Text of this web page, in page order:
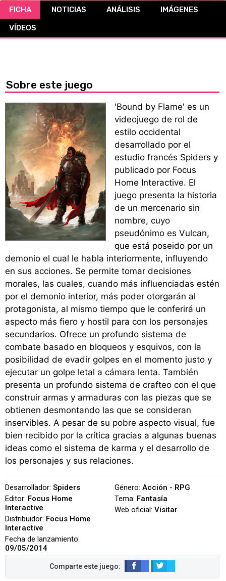
CÓMICS
FICHA NOTICIAS ANÁLISIS
IMÁGENES
VÍDEOS
Sobre este juego
'Bound by Flame' es un
videojuego de rol de
estilo occidental
desarrollado por el
estudio francés Spiders y
publicado por Focus
Home Interactive. El
juego presenta la historia
de un mercenario sin
nombre, cuyo
pseudónimo es Vulcan,
que está poseido por un
demonio el cual le habla interiormente, influyendo
en sus acciones. Se permite tomar decisiones
morales, las cuales, cuando más influenciadas estén
por el demonio interior, más poder otorgarán al
protagonista, al mismo tiempo que le conferirá un
aspecto más fiero y hostil para con los personajes
secundarios. Ofrece un profundo sistema de
combate basado en bloqueos y esquivos, con la
posibilidad de evadir golpes en el momento justo y
ejecutar un golpe letal a cámara lenta. También
presenta un profundo sistema de crafteo con el que
construir armas y armaduras con las piezas que se
obtienen desmontando las que se consideran
inservibles. A pesar de su pobre aspecto visual, fue
bien recibido por la crítica gracias a algunas buenas
ideas como el sistema de karma y el desarrollo de
los personajes y sus relaciones.
Desarrollador: Spiders
Editor: Focus Home
Interactive
Distribuidor: Focus Home
Interactive
Fecha de lanzamiento:
09/05/2014
Género: Acción - RPG
Tema: Fantasía
Web oficial: Visitar